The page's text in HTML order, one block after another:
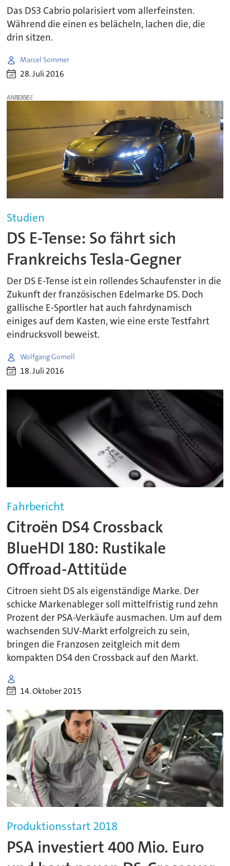
Das DS3 Cabrio polarisiert vom allerfeinsten.
Während die einen es belächeln, lachen die, die
drin sitzen.
Marcel Sommer
28. Juli 2016
ANZEIGE
Studien
DS E-Tense: So fährt sich
Frankreichs Tesla-Gegner
Der DS E-Tense ist ein rollendes Schaufenster in die
Zukunft der französischen Edelmarke DS. Doch
gallische E-Sportler hat auch fahrdynamisch
einiges auf dem Kasten, wie eine erste Testfahrt
eindrucksvoll beweist.
Wolfgang Gomoll
18. Juli 2016
Fahrbericht
Citroën DS4 Crossback
BlueHDI 180: Rustikale
Offroad-Attitüde
Citroen sieht DS als eigenständige Marke. Der
schicke Markenableger soll mittelfristig rund zehn
Prozent der PSA-Verkäufe ausmachen. Um auf dem
wachsenden SUV-Markt erfolgreich zu sein,
bringen die Franzosen zeitgleich mit dem
kompakten DS4 den Crossback auf den Markt.
14. Oktober 2015
Produktionsstart 2018
PSA investiert 400 Mio. Euro